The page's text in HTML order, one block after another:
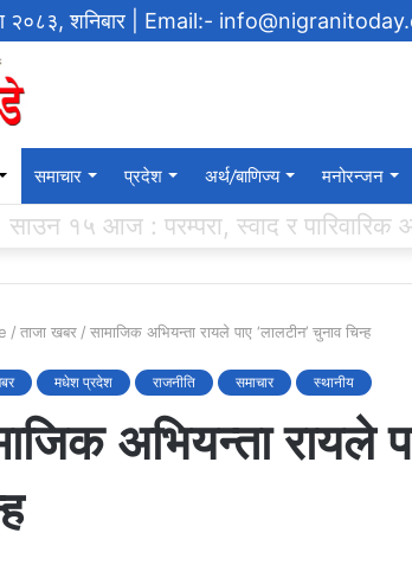
२०८३, शनिबार | Email:-
समाचार प्रदेश अर्थ/बाणिज्य मनोरन्जन
एसएलसी ब्याच २०६१ ले ग¥यो विद्यालयमा
/ ताजा खबर / सामाजिक अभियन्ता रायले पाए ‘लालटीन’ चुनाव चिन्ह
मधेश प्रदेश राजनीति समाचार स्थानीय
अभियन्ता रायले